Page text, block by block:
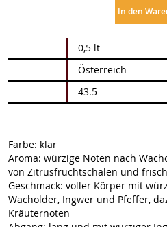
In den
Informationen
0,5 lt
Österreich
43.5
Farbe: klar
Aroma: würzige Noten nach
von Zitrusfruchtschalen und
Geschmack: voller Körper mit
Wacholder, Ingwer und Pfeffer,
Kräuternoten